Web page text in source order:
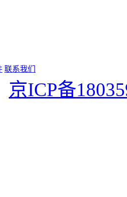
联系我们
京ICP备